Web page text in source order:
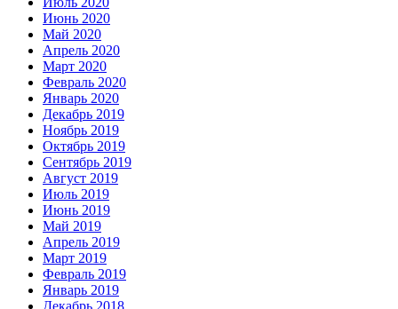
Июнь 2020
Май 2020
Апрель 2020
Март 2020
Февраль 2020
Январь 2020
Декабрь 2019
Ноябрь 2019
Октябрь 2019
Сентябрь 2019
Август 2019
Июль 2019
Июнь 2019
Май 2019
Апрель 2019
Март 2019
Февраль 2019
Январь 2019
Декабрь 2018